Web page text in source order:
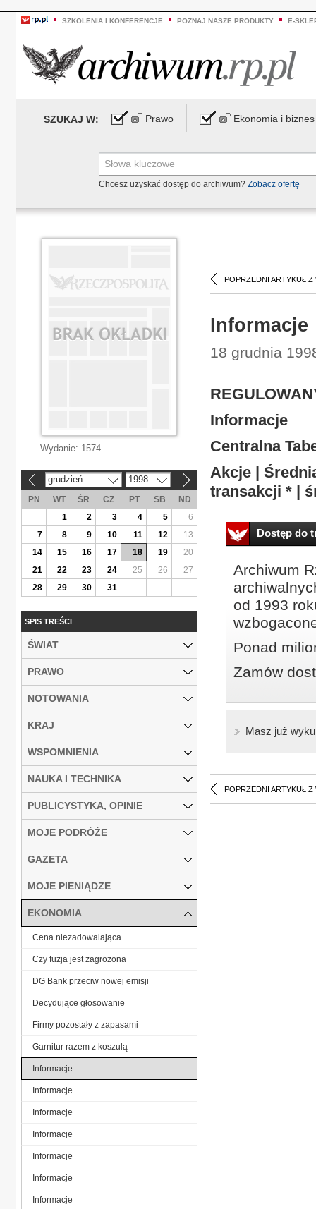
SZKOLENIA I KONFERENCJE POZNAJ NASZE PRODUKTY E-
SZUKAJ W: Prawo Ekonomia i biznes
Chcesz uzyskać dostęp do archiwum? Zobacz ofertę
POPRZEDNI ARTYKUŁ Z
Informacje
18 grudnia
Informacje
Centralna
Akcje |
transakcji * |
Dostęp do
Archiwum
od 1993
Ponad
Zamów
Masz już
POPRZEDNI ARTYKUŁ Z
Wydanie: 1574
grudzień 1998
PN WT ŚR CZ PT SB
ND
1
2 3 4 5
6
7
8 9 10 11 12
13
14
15 16 17 18 19
20
21
22 23 24 25 26
27
28
29 30 31
SPIS TREŚCI
ŚWIAT
PRAWO
NOTOWANIA
KRAJ
WSPOMNIENIA
NAUKA I TECHNIKA
PUBLICYSTYKA, OPINIE
MOJE PODRÓŻE
GAZETA
MOJE PIENIĄDZE
EKONOMIA
Cena niezadowalająca
Czy fuzja jest zagrożona
DG Bank przeciw nowej emisji
Decydujące głosowanie
Firmy pozostały z zapasami
Garnitur razem z koszulą
Informacje
Informacje
Informacje
Informacje
Informacje
Informacje
Informacje